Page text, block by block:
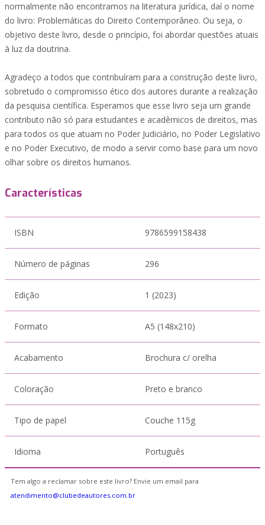
normalmente não encontramos na literatura jurídica, daí o nome
do livro: Problemáticas do Direito Contemporâneo. Ou seja, o
objetivo deste livro, desde o princípio, foi abordar questões atuais
à luz da doutrina.
Agradeço a todos que contribuíram para a construção deste livro,
sobretudo o compromisso ético dos autores durante a realização
da pesquisa científica. Esperamos que esse livro seja um grande
contributo não só para estudantes e acadêmicos de direitos, mas
para todos os que atuam no Poder Judiciário, no Poder Legislativo
e no Poder Executivo, de modo a servir como base para um novo
olhar sobre os direitos humanos.
Características
ISBN 9786599158438
Número de páginas 296
Edição 1 (2023)
Formato A5 (148x210)
Acabamento Brochura c/ orelha
Coloração Preto e branco
Tipo de papel Couche 115g
Idioma Português
Tem algo a reclamar sobre este livro? Envie um email para
atendimento@clubedeautores.com.br